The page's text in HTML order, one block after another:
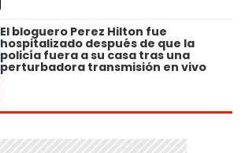
El bloguero Perez Hilton fue
hospitalizado después de que la
policía fuera a su casa tras una
perturbadora transmisión en vivo